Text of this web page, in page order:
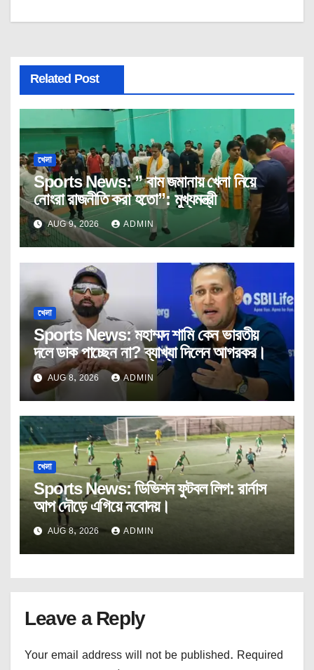
Related Post
খেলা
Sports News: ” বাম জমানায় খেলা নিয়ে
নোংরা রাজনীতি করা হতো”: মুখ্যমন্ত্রী
AUG 9, 2026 ADMIN
খেলা
Sports News: মহাম্মদ শামি কেন ভারতীয়
দলে ডাক পাচ্ছেন না? ব্যাখ্যা দিলেন আগরকর।
AUG 8, 2026 ADMIN
খেলা
Sports News: ডিভিশন ফুটবল লিগ: রার্নাস
আপ দৌড়ে এগিয়ে নবোদয়।
AUG 8, 2026 ADMIN
Leave a Reply
Your email address will not be published. Required